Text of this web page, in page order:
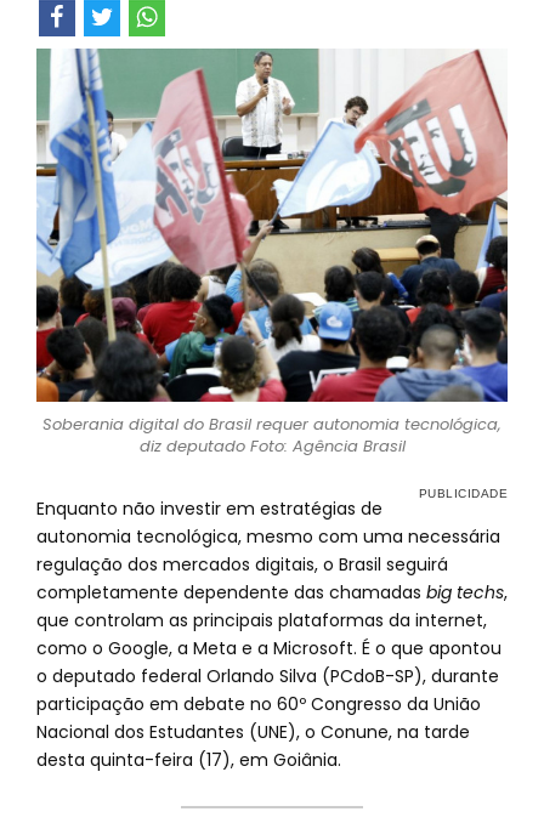
Soberania digital do Brasil requer autonomia tecnológica,
diz deputado Foto: Agência Brasil
Enquanto não investir em estratégias de
autonomia tecnológica, mesmo com uma necessária
regulação dos mercados digitais, o Brasil seguirá
completamente dependente das chamadas big techs,
que controlam as principais plataformas da internet,
como o Google, a Meta e a Microsoft. É o que apontou
o deputado federal Orlando Silva (PCdoB-SP), durante
participação em debate no 60º Congresso da União
Nacional dos Estudantes (UNE), o Conune, na tarde
desta quinta-feira (17), em Goiânia.